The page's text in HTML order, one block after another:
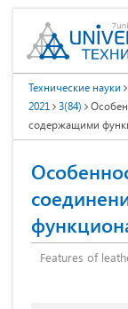
Технические науки
2021
3(84)
содержащими
Features of